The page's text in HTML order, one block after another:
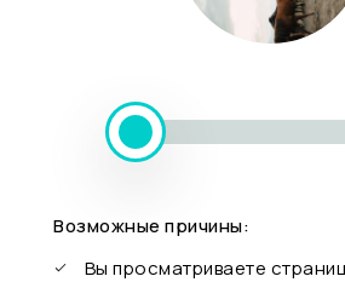
Возможные причины:
Вы просматриваете